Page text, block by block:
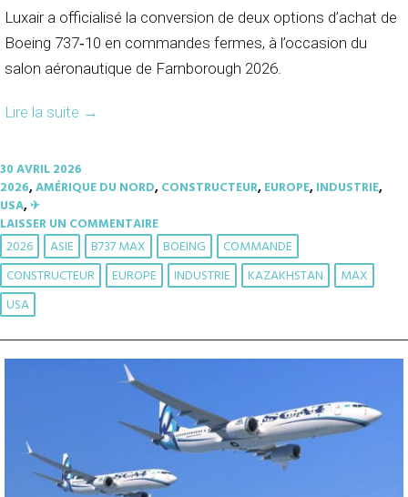
Luxair a officialisé la conversion de deux options d’achat de
Boeing 737‑10 en commandes fermes, à l’occasion du
salon aéronautique de Farnborough 2026.
Lire la suite →
30 AVRIL 2026
2026,AMÉRIQUE DU NORD,CONSTRUCTEUR,EUROPE,INDUSTRIE,
USA,✈︎
LAISSER UN COMMENTAIRE
2026 ASIE B737 MAX BOEING
COMMANDE
CONSTRUCTEUR
EUROPE INDUSTRIE KAZAKHSTAN
MAX
USA